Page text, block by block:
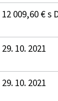
12 009,60 € s
29. 10. 2021
29. 10. 2021